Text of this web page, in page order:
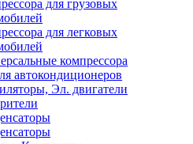
для грузовых
для легковых
компрессора
автокондиционеров
Эл. двигатели